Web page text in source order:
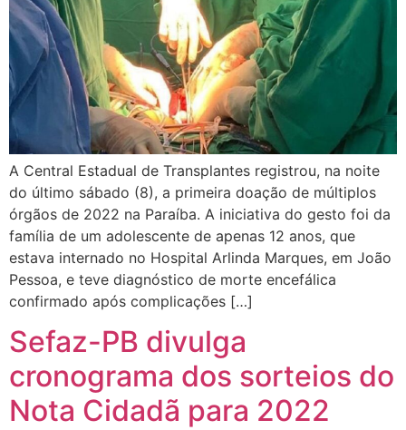
A Central Estadual de Transplantes registrou, na noite
do último sábado (8), a primeira doação de múltiplos
órgãos de 2022 na Paraíba. A iniciativa do gesto foi da
família de um adolescente de apenas 12 anos, que
estava internado no Hospital Arlinda Marques, em João
Pessoa, e teve diagnóstico de morte encefálica
confirmado após complicações […]
Sefaz-PB divulga
cronograma dos sorteios do
Nota Cidadã para 2022